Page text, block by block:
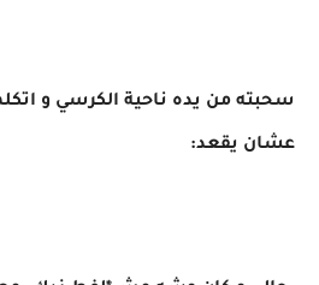
سحبته من يده ناحية الكرسي و
عشان يقعد: